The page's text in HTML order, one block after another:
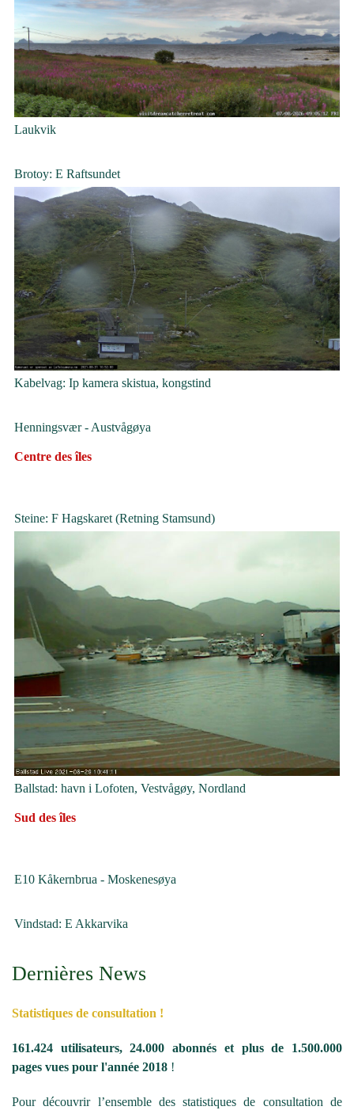
Laukvik
Brotoy: E Raftsundet
Kabelvag: Ip kamera skistua, kongstind
Henningsvær - Austvågøya
Centre des îles
Steine: F Hagskaret (Retning Stamsund)
Ballstad: havn i Lofoten, Vestvågøy, Nordland
Sud des îles
E10 Kåkernbrua - Moskenesøya
Vindstad: E Akkarvika
Dernières News
Statistiques de consultation !
161.424 utilisateurs, 24.000 abonnés et plus de 1.500.000
pages vues pour l'année 2018 !
Pour découvrir l’ensemble des statistiques de consultation de